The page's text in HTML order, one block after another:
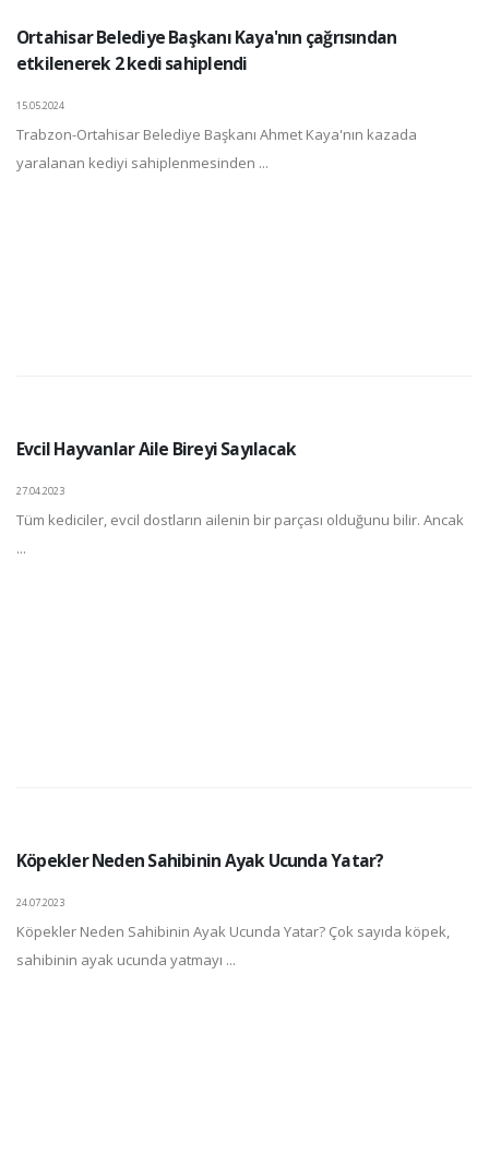
Ortahisar Belediye Başkanı Kaya'nın çağrısından
etkilenerek 2 kedi sahiplendi
15.05.2024
Trabzon-Ortahisar Belediye Başkanı Ahmet Kaya'nın kazada
yaralanan kediyi sahiplenmesinden ...
Evcil Hayvanlar Aile Bireyi Sayılacak
27.04.2023
Tüm kediciler, evcil dostların ailenin bir parçası olduğunu bilir. Ancak
...
Köpekler Neden Sahibinin Ayak Ucunda Yatar?
24.07.2023
Köpekler Neden Sahibinin Ayak Ucunda Yatar? Çok sayıda köpek,
sahibinin ayak ucunda yatmayı ...